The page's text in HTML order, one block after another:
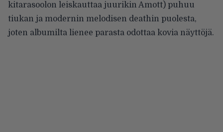
kitarasoolon leiskauttaa juurikin Amott) puhuu
tiukan ja modernin melodisen deathin puolesta,
joten albumilta lienee parasta odottaa kovia näyttöjä.